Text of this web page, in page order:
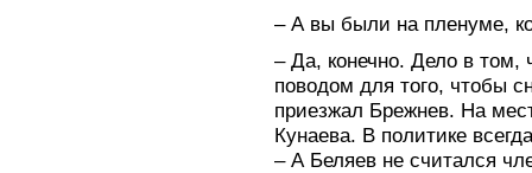
– А вы были на пленуме,
– Да, конечно. Дело в том,
поводом для того, чтобы
приезжал Брежнев. На
Кунаева. В политике
– А Беляев не считался